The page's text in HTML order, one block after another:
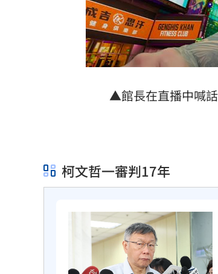
▲館長在直播中喊話
柯文哲一審判17年